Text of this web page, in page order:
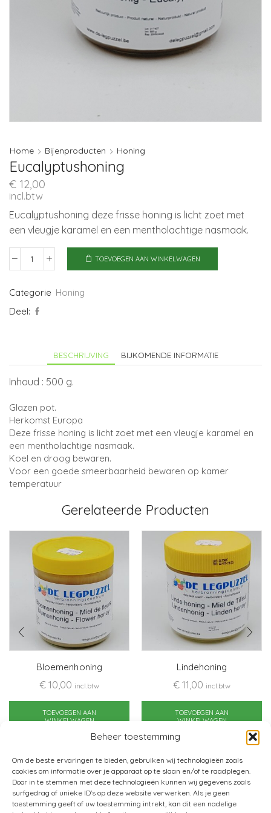
Beheer toestemming
Om de beste ervaringen te bieden, gebruiken wij technologieën zoals
cookies om informatie over je apparaat op te slaan en/of te raadplegen.
Door in te stemmen met deze technologieën kunnen wij gegevens zoals
surfgedrag of unieke ID's op deze website verwerken. Als je geen
toestemming geeft of uw toestemming intrekt, kan dit een nadelige
Home Bijenproducten Honing
Eucalyptushoning
€ 12,00
incl.btw
Eucalyptushoning deze frisse honing is licht zoet met
een vleugje karamel en een mentholachtige nasmaak.
EucalyptushoningTOEVOEGEN AAN WINKELWAGEN
Categorie Honing
Deel:
BESCHRIJVING BIJKOMENDE INFORMATIE
Inhoud : 500 g.
Glazen pot.
Herkomst Europa
Deze frisse honing is licht zoet met een vleugje karamel en
een mentholachtige nasmaak.
Koel en droog bewaren.
Voor een goede smeerbaarheid bewaren op kamer
temperatuur
Gerelateerde Producten
Bloemenhoning
€ 10,00 incl.btw
TOEVOEGEN AAN
WINKELWAGEN
Lindehoning
€ 11,00 incl.btw
TOEVOEGEN AAN
WINKELWAGEN